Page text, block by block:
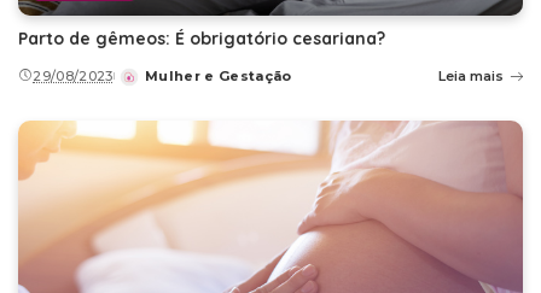
Parto de gêmeos: É obrigatório cesariana?
29/08/2023
Posted
Mulher e Gestação Leia mais